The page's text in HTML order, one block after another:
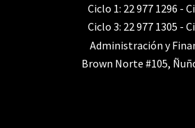
Ciclo 1: 22 977 1296 -
Ciclo 3: 22 977 1305 -
Administración y
Brown Norte #105,